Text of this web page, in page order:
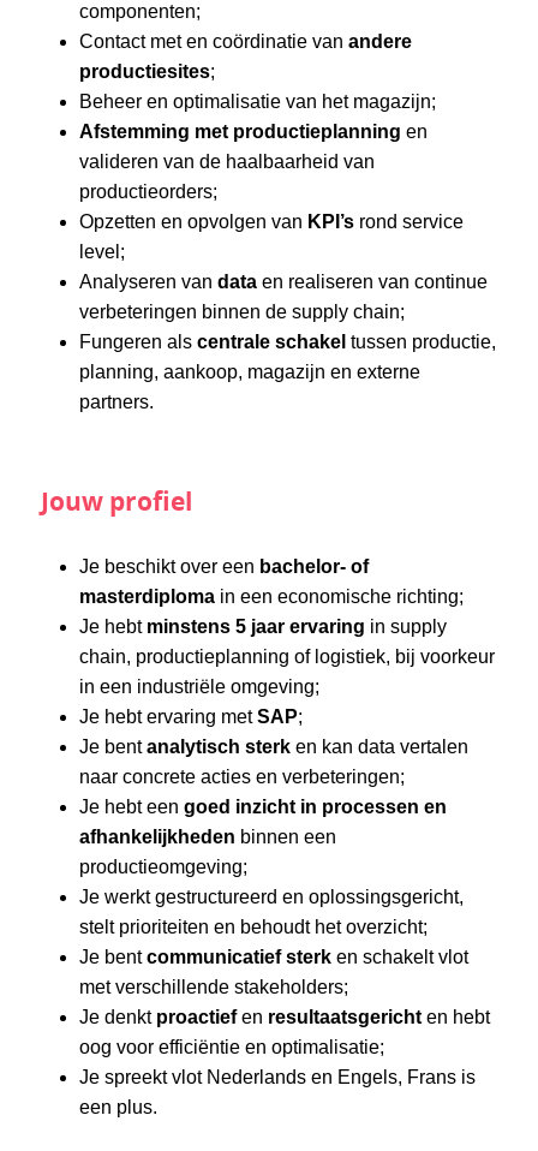
componenten;
Contact met en coördinatie van andere
productiesites;
Beheer en optimalisatie van het magazijn;
Afstemming met productieplanning en
valideren van de haalbaarheid van
productieorders;
Opzetten en opvolgen van KPI’s rond service
level;
Analyseren van data en realiseren van continue
verbeteringen binnen de supply chain;
Fungeren als centrale schakel tussen productie,
planning, aankoop, magazijn en externe
partners.
Jouw profiel
Je beschikt over een bachelor- of
masterdiploma in een economische richting;
Je hebt minstens 5 jaar ervaring in supply
chain, productieplanning of logistiek, bij voorkeur
in een industriële omgeving;
Je hebt ervaring metSAP;
Je bentanalytisch sterk en kan data vertalen
naar concrete acties en verbeteringen;
Je hebt een goed inzicht in processen en
afhankelijkheden binnen een
productieomgeving;
Je werkt gestructureerd en oplossingsgericht,
stelt prioriteiten en behoudt het overzicht;
Je bentcommunicatief sterk en schakelt vlot
met verschillende stakeholders;
Je denkt proactiefen resultaatsgericht en hebt
oog voor efficiëntie en optimalisatie;
Je spreekt vlot Nederlands en Engels, Frans is
een plus.